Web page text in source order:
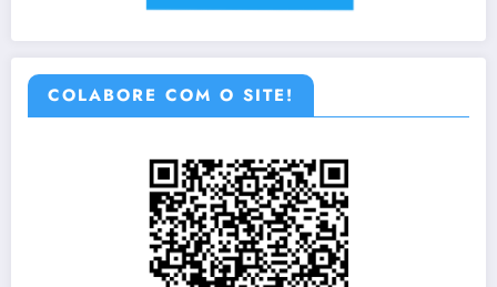
COLABORE COM O SITE!